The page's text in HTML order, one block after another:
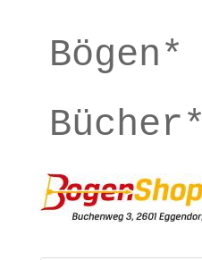
Bögen*
Bücher*